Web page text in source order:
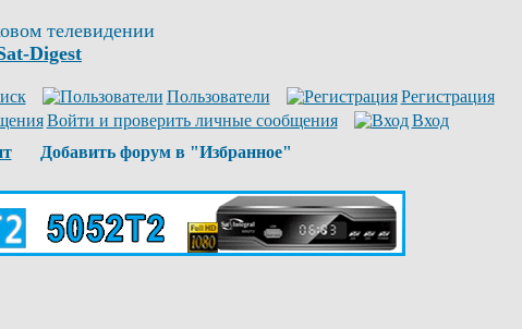
телевидении
Digest
Пользователи
Регистрация
Войти и проверить личные сообщения
Вход
Добавить форум в "Избранное"